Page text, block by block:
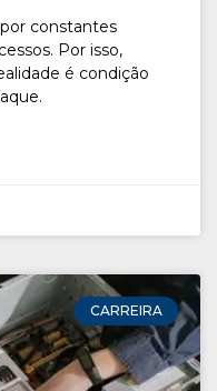
constantes
Por isso,
é condição
CARREIRA